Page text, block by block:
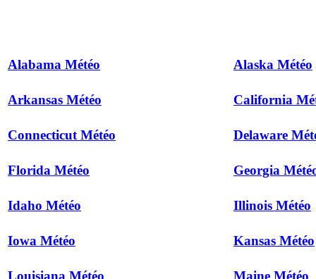
Alabama Météo Alaska Météo
Arkansas Météo California
Connecticut Météo Delaware
Florida Météo Georgia
Idaho Météo Illinois Météo
Iowa Météo Kansas Météo